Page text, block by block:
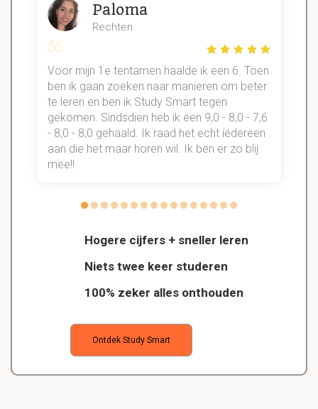
Hogere cijfers + sneller leren
Niets twee keer studeren
100% zeker alles onthouden
Ontdek Study Smart
Paloma
Rechten
Voor mijn 1e tentamen haalde ik een 6. Toen
ben ik gaan zoeken naar manieren om beter
te leren en ben ik Study Smart tegen
gekomen. Sindsdien heb ik een 9,0 - 8,0 - 7,6
- 8,0 - 8,0 gehaald. Ik raad het echt íédereen
aan die het maar horen wil. Ik ben er zo blij
mee!!